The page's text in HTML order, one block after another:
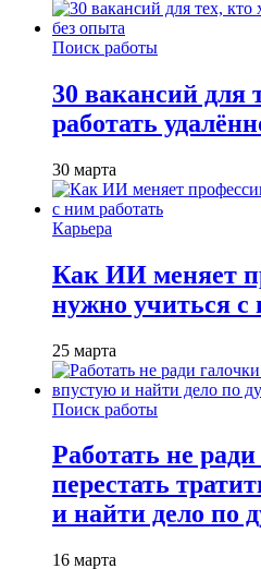
Поиск работы
30 вакансий для
работать
30 марта
Карьера
Как ИИ меняет
нужно учиться с
25 марта
Поиск работы
Работать не
перестать
и найти дело по
16 марта